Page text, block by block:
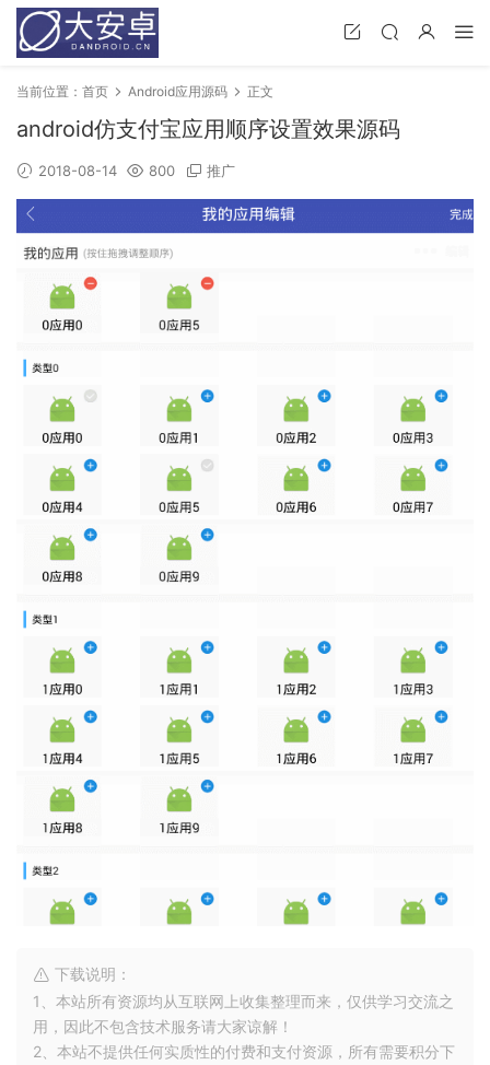
当前位置： 首页 Android应用源码 正文
android仿支付宝应用顺序设置效果源码
2018-08-14 800 推广
下载说明：
1、本站所有资源均从互联网上收集整理而来，仅供学习交流之
用，因此不包含技术服务请大家谅解！
2、本站不提供任何实质性的付费和支付资源，所有需要积分下